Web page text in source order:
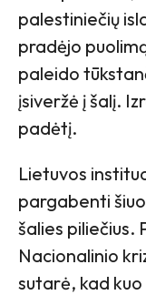
palestiniečių
pradėjo
paleido
įsiveržė į šalį.
padėtį.
Lietuvos
pargabenti
šalies piliečius.
Nacionalinio
sutarė, kad